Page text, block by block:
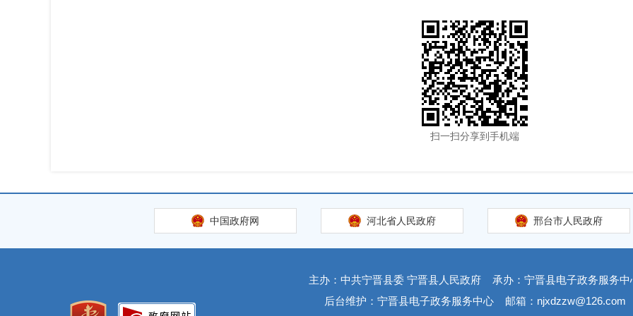
扫一扫分享到手机端
中国政府网 河北省人民政府 邢台市人民政府
主办：中共宁晋县委 宁晋县人民政府
承办：宁晋县电子政务服务中
后台维护：宁晋县电子政务服务中心
邮箱：njxdzzw@126.com